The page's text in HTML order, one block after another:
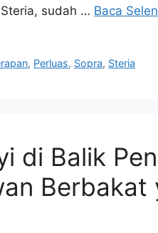
sudah … Baca
, Perluas, Sopra, Steria
di Balik
Berbakat